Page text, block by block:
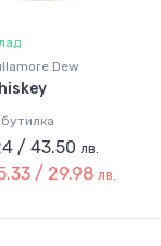
Dew
/ 43.50 лв.
/ 29.98 лв.